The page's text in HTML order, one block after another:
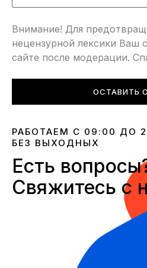
Внимание! Для
нецензурной лексики Ваш
сайте после модерации.
ОСТАВИТЬ
РАБОТАЕМ С 09:00 ДО
БЕЗ ВЫХОДНЫХ
Есть
Свяжитесь с